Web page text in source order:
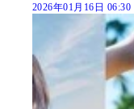
2026年01月16日 06:30